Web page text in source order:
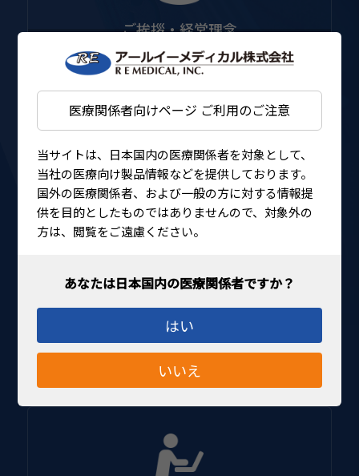
医療関係者向けページ ご利用のご注意
当サイトは、日本国内の医療関係者を対象として、
当社の医療向け製品情報などを提供しております。
国外の医療関係者、および一般の方に対する情報提
供を目的としたものではありませんので、対象外の
方は、閲覧をご遠慮ください。
はい
いいえ
ご挨拶・経営理念
交通アクセス
サプライヤーリンク